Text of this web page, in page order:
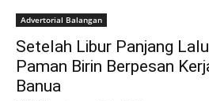
Advertorial Balangan
Setelah Libur Panjang
Paman Birin Berpesan
Banua